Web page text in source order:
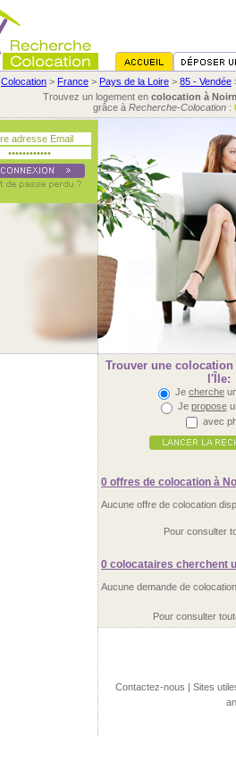
Colocation > France > Pays de la Loire > 85 - Vendée
Trouvez un logement en colocation à
grâce à Recherche-Colocation:
Trouver une
l'Île:
Je cherche
Je propose
avec
0 offres de colocation à
Aucune offre de colocation
Pour consulter
0 colocataires cherchent
Aucune demande de
Pour consulter
Contactez-nous | Sites